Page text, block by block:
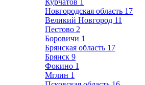
Курчатов 1
Новгородская область 17
Великий Новгород 11
Пестово 2
Боровичи 1
Брянская область 17
Брянск 9
Фокино 1
Мглин 1